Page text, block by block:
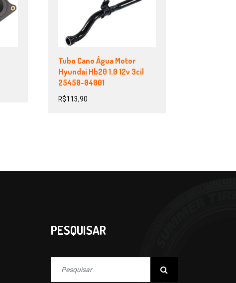
Tubo Cano Água Motor
Hyundai Hb20 1.0 12v 3cil
25450-04001
R$113,90
PESQUISAR